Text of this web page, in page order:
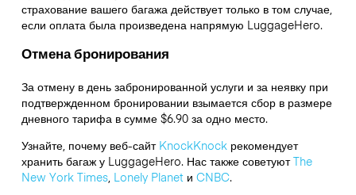
страхование вашего багажа действует только в том случае,
если оплата была произведена напрямую LuggageHero.
Отмена бронирования
За отмену в день забронированной услуги и за неявку при
подтвержденном бронировании взымается сбор в размере
дневного тарифа в сумме $6.90 за одно место.
Узнайте, почему веб-сайт KnockKnockрекомендует
хранить багаж у LuggageHero. Нас также советуютThe
New York Times, Lonely Planetи CNBC.